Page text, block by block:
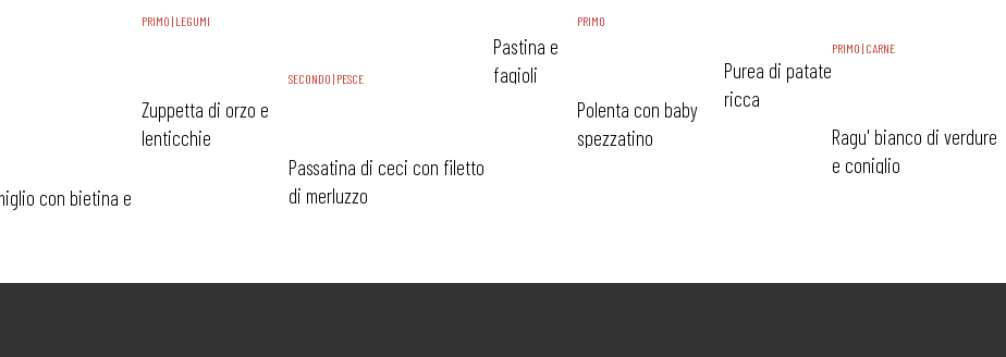
con bietina e
PRIMO | LEGUMI
Zuppetta di orzo e
lenticchie
SECONDO | PESCE
Passatina di ceci con filetto
di merluzzo
Pastina e
fagioli
PRIMO
Polenta con baby
spezzatino
Purea di patate
ricca
PRIMO | CARNE
Ragu' bianco di verdure
e coniglio